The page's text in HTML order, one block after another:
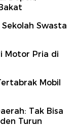
Swasta
Motor Pria di
Mobil
Tak Bisa
Turun